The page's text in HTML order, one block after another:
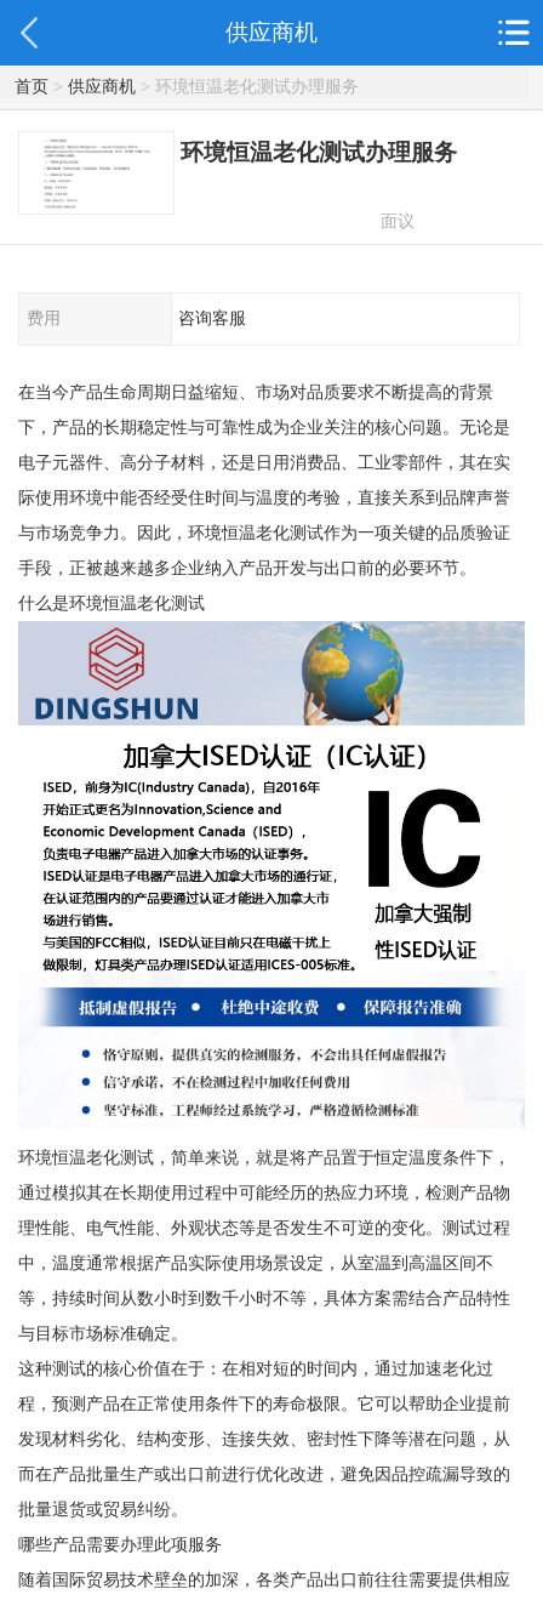
供应商机
首页> 供应商机> 环境恒温老化测试办理服务
环境恒温老化测试办理服务
面议
费用 咨询客服
在当今产品生命周期日益缩短、市场对品质要求不断提高的背景
下，产品的长期稳定性与可靠性成为企业关注的核心问题。无论是
电子元器件、高分子材料，还是日用消费品、工业零部件，其在实
际使用环境中能否经受住时间与温度的考验，直接关系到品牌声誉
与市场竞争力。因此，环境恒温老化测试作为一项关键的品质验证
手段，正被越来越多企业纳入产品开发与出口前的必要环节。
什么是环境恒温老化测试
环境恒温老化测试，简单来说，就是将产品置于恒定温度条件下，
通过模拟其在长期使用过程中可能经历的热应力环境，检测产品物
理性能、电气性能、外观状态等是否发生不可逆的变化。测试过程
中，温度通常根据产品实际使用场景设定，从室温到高温区间不
等，持续时间从数小时到数千小时不等，具体方案需结合产品特性
与目标市场标准确定。
这种测试的核心价值在于：在相对短的时间内，通过加速老化过
程，预测产品在正常使用条件下的寿命极限。它可以帮助企业提前
发现材料劣化、结构变形、连接失效、密封性下降等潜在问题，从
而在产品批量生产或出口前进行优化改进，避免因品控疏漏导致的
批量退货或贸易纠纷。
哪些产品需要办理此项服务
随着国际贸易技术壁垒的加深，各类产品出口前往往需要提供相应